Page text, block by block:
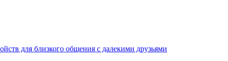
для близкого общения с далекими друзьями